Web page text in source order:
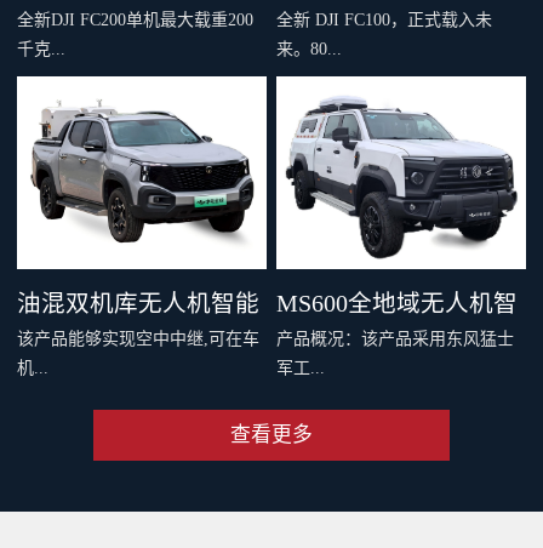
全新DJI FC200单机最大载重200
千克...
，四机协同最大载重 600 千克。
支持双电和四电两种模式，还可
灵活选择旗舰空吊和 DL200 吊运
系统。支持40公里O4图传，远距
对复杂环境。双PSDK接口，支持
更多负载拓展。Delivery App、大
疆司运、全新大疆运服App，多
全新 DJI FC100，正式载入未
来。80...
千克旗舰级载重，支持两种负载
系统，搭配丰富生态应用，重新
定义专业运载、突破更多场景界
限。智能安全系统与防护性能，
从容应对复杂场最全大候运输。
油混双机库无人机智能
巡检车（面议）
该产品能够实现空中中继,可在车
机...
机自动补能、无人机户外快速部
MS600全地域无人机智
能巡检作业车（面议）
产品概况：该产品采用东风猛士
军工...
集成车载无人机巡检软硬件系
查看更多